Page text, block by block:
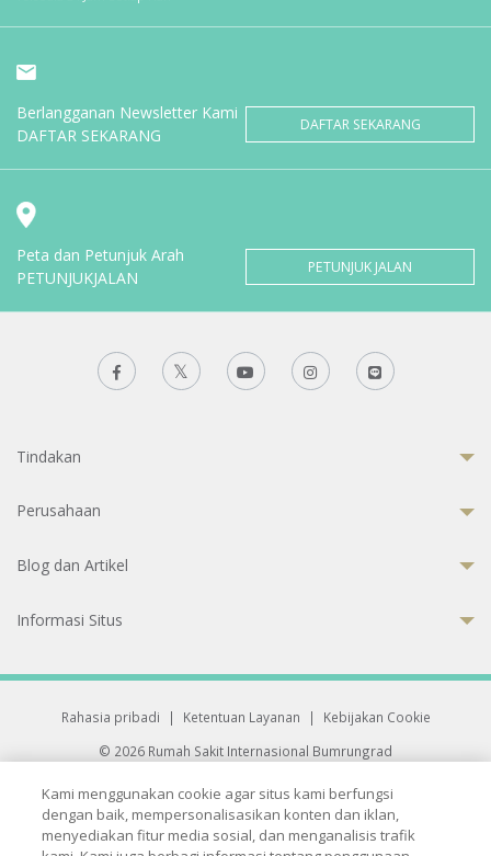
Berlangganan Newsletter Kami
DAFTAR SEKARANG
DAFTAR SEKARANG
Peta dan Petunjuk Arah
PETUNJUKJALAN
PETUNJUK JALAN
Tindakan
Perusahaan
Blog dan Artikel
Informasi Situs
Rahasia pribadi | Ketentuan Layanan |
Kebijakan Cookie
© 2026 Rumah Sakit Internasional Bumrungrad
33 Sukhumvit 3, Wattana, Bangkok 10110 Thailand.
All rights reserved.
Kami menggunakan cookie agar situs kami berfungsi
dengan baik, mempersonalisasikan konten dan iklan,
menyediakan fitur media sosial, dan menganalisis trafik